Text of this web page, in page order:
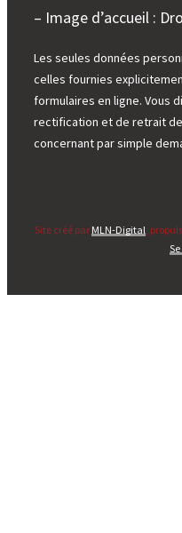
– Image d’accueil :
Les seules données
celles fournies
formulaires en ligne. Vous
rectification et de retrait
concernant par simple
Site créé par MLN-Digital,